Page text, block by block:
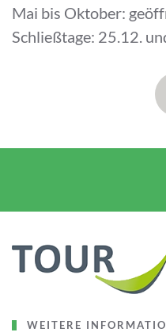
Mai bis Oktober:
Schließtage: 25.12.
WEITERE